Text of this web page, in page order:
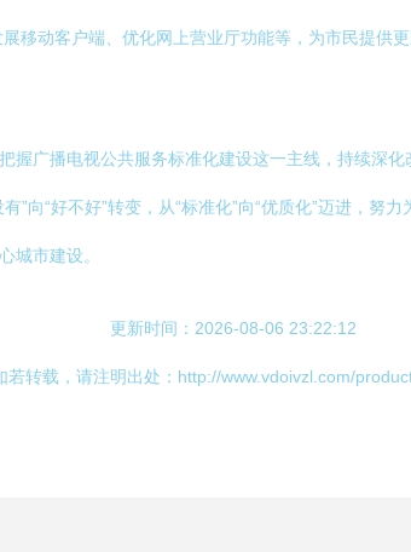
移动客户端、优化网上营业厅功能等，为市民提供更
握广播电视公共服务标准化建设这一主线，持续深
向“好不好”转变，从“标准化”向“优质化”迈进，
城市建设。
更新时间：2026-08-06 23:22:12
若转载，请注明出处：http://www.vdoivzl.com/